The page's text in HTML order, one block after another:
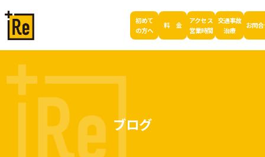
初めて
の方へ
料 金
アクセス
営業時間
交通事故
治療
お問
ブログ